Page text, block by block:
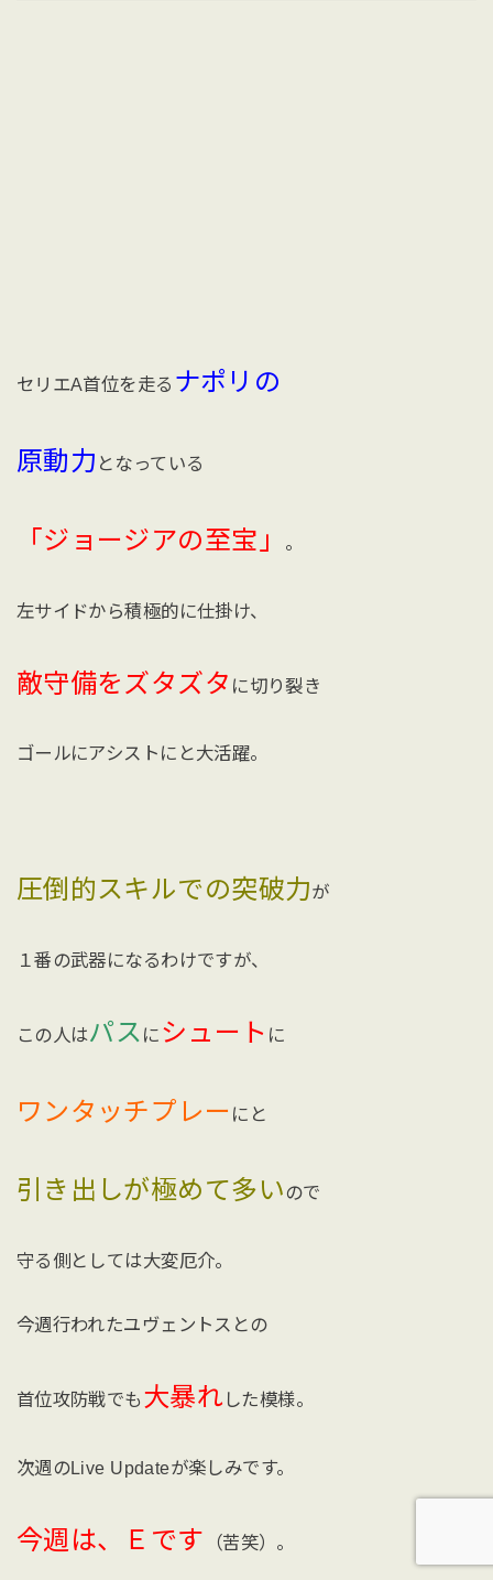
セリエA首位を走る ナポリの
原動力 となっている
「ジョージアの至宝」 。
左サイドから積極的に仕掛け、
敵守備をズタズタ に切り裂き
ゴールにアシストにと大活躍。
圧倒的スキルでの突破力が
１番の武器になるわけですが、
この人はパス に シュート に
ワンタッチプレー にと
引き出しが極めて多い ので
守る側としては大変厄介。
今週行われたユヴェントスとの
首位攻防戦でも 大暴れ した模様。
次週のLive Updateが楽しみです。
今週は、Ｅです （苦笑）。